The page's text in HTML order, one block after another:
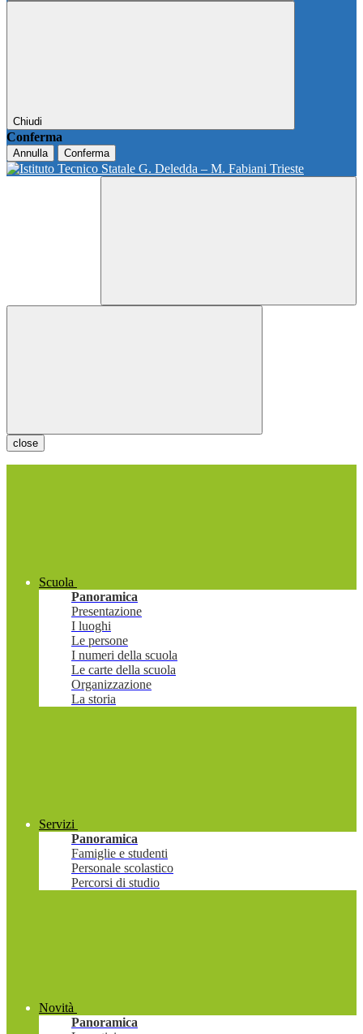
Chiudi
Conferma
Annulla Conferma
close
Scuola
Panoramica
Presentazione
I luoghi
Le persone
I numeri della scuola
Le carte della scuola
Organizzazione
La storia
Servizi
Panoramica
Famiglie e studenti
Personale scolastico
Percorsi di studio
Novità
Panoramica